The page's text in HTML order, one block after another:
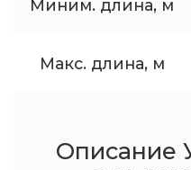
Миним. длина, м
Макс. длина, м
Описание